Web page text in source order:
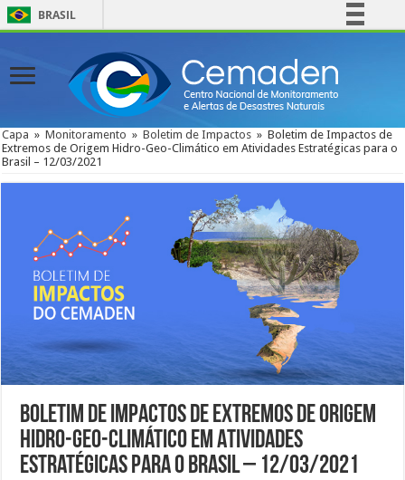
BRASIL
Comunica BR
Participe
Acesso à informação
Legislação
Canais
Capa » Monitoramento » Boletim de Impactos » Boletim de Impactos de
Extremos de Origem Hidro-Geo-Climático em Atividades Estratégicas para o
Brasil – 12/03/2021
Boletim de Impactos de Extremos de Origem
Hidro-Geo-Climático em Atividades
Estratégicas para o Brasil – 12/03/2021